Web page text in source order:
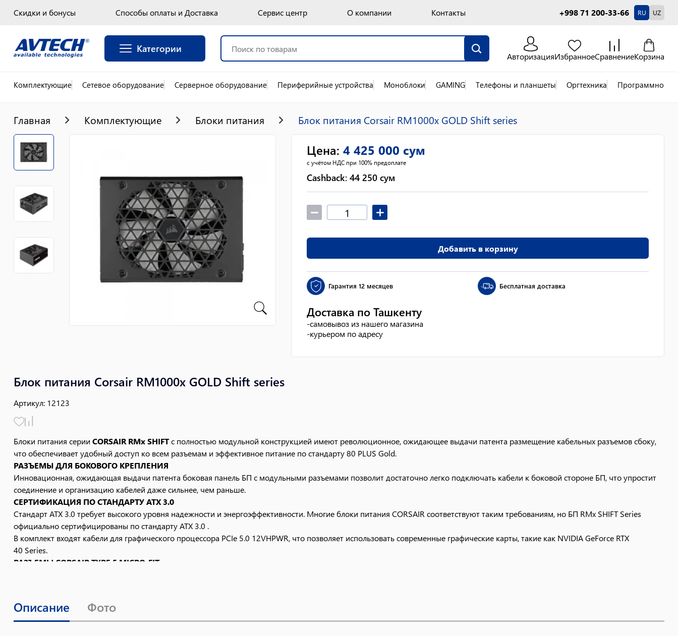
Скидки и бонусы Способы оплаты и Доставка Сервис центр О компании Контакты +998 71 200-33-66 RU UZ
Категории
АвторизацияИзбранноеСравнениеКорзина
Комплектующие Сетевое оборудование Серверное оборудование Периферийные устройства Моноблоки GAMING Телефоны и планшеты Оргтехника Программное
Главная Комплектующие Блоки питания Блок питания Corsair RM1000x GOLD Shift series
Блок питания Corsair RM1000x GOLD Shift series
Артикул: 12123
Блоки питания серии CORSAIR RMx SHIFTс полностью модульной конструкцией имеют революционное, ожидающее выдачи патента размещение кабельных разъемов сбоку,
что обеспечивает удобный доступ ко всем разъемам и эффективное питание по стандарту 80 PLUS Gold.
РАЗЪЕМЫ ДЛЯ БОКОВОГО КРЕПЛЕНИЯ
Инновационная, ожидающая выдачи патента боковая панель БП с модульными разъемами позволит достаточно легко подключать кабели к боковой стороне БП, что упростит
соединение и организацию кабелей даже сильнее, чем раньше.
СЕРТИФИКАЦИЯ ПО СТАНДАРТУ ATX 3.0
Стандарт ATX 3.0 требует высокого уровня надежности и энергоэффективности. Многие блоки питания CORSAIR соответствуют таким требованиям, но БП RMx SHIFT Series
официально сертифицированы по стандарту ATX 3.0 .
В комплект входят кабели для графического процессора PCIe 5.0 12VHPWR, что позволяет использовать современные графические карты, такие как NVIDIA GeForce RTX
40 Series.
РАЗЪЕМЫ CORSAIR TYPE 5 MICRO-FIT
Цена: 4 425 000 сум
с учётом НДС при 100% предоплате
Cashback: 44 250 сум
Добавить в корзину
Гарантия 12 месяцев Бесплатная доставка
Доставка по Ташкенту
-самовывоз из нашего магазина
-курьером по адресу
Описание Фото